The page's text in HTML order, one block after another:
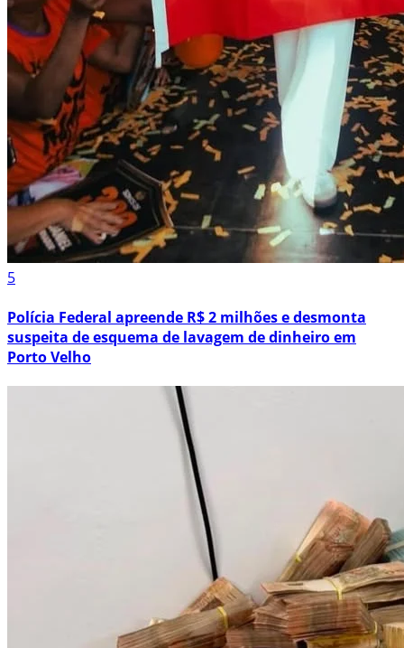
5
Polícia Federal apreende R$ 2 milhões e desmonta
suspeita de esquema de lavagem de dinheiro em
Porto Velho